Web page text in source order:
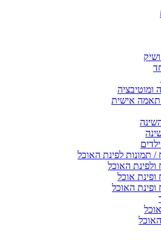
ומוטיבציה
אישית
תמונות לפינת האוכל
האוכל
אוכל
האוכל